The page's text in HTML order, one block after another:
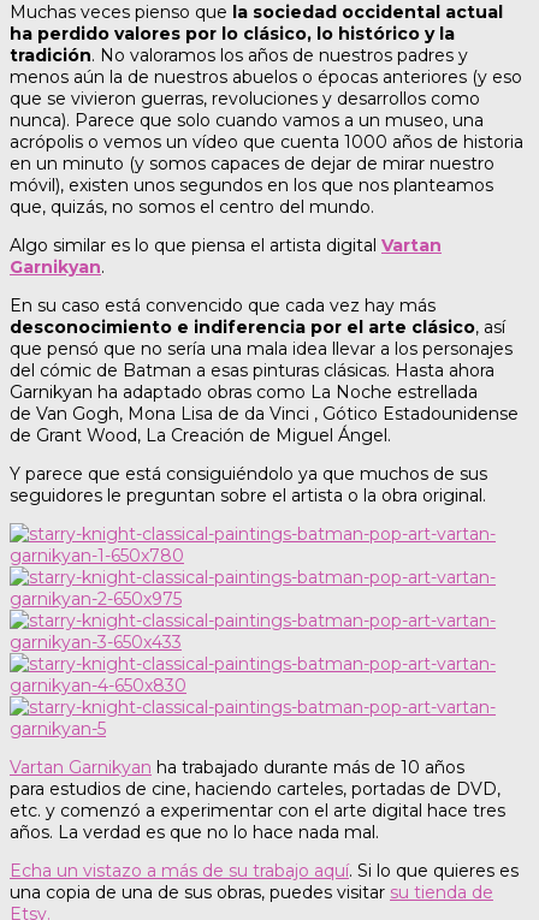
Muchas veces pienso que la sociedad occidental actual
ha perdido valores por lo clásico, lo histórico y la
tradición. No valoramos los años de nuestros padres y
menos aún la de nuestros abuelos o épocas anteriores (y eso
que se vivieron guerras, revoluciones y desarrollos como
nunca). Parece que solo cuando vamos a un museo, una
acrópolis o vemos un vídeo que cuenta 1000 años de historia
en un minuto (y somos capaces de dejar de mirar nuestro
móvil), existen unos segundos en los que nos planteamos
que, quizás, no somos el centro del mundo.
Algo similar es lo que piensa el artista digital Vartan
Garnikyan.
En su caso está convencido que cada vez hay más
desconocimiento e indiferencia por el arte clásico, así
que pensó que no sería una mala idea llevar a los personajes
del cómic de Batman a esas pinturas clásicas. Hasta ahora
Garnikyan ha adaptado obras como La Noche estrellada
de Van Gogh, Mona Lisa de da Vinci , Gótico Estadounidense
de Grant Wood, La Creación de Miguel Ángel.
Y parece que está consiguiéndolo ya que muchos de sus
seguidores le preguntan sobre el artista o la obra original.
Vartan Garnikyan ha trabajado durante más de 10 años
para estudios de cine, haciendo carteles, portadas de DVD,
etc. y comenzó a experimentar con el arte digital hace tres
años. La verdad es que no lo hace nada mal.
Echa un vistazo a más de su trabajo aquí. Si lo que quieres es
una copia de una de sus obras, puedes visitar su tienda de
Etsy.